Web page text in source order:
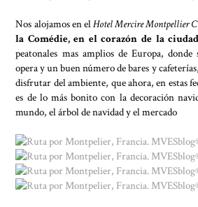
Nos alojamos en elHotel Mercire Montpellier
la Comédie, en el corazón de la
peatonales mas amplios de Europa,
opera y un buen número de bares y
disfrutar del ambiente, que ahora, en estas
es de lo más bonito con la decoración
mundo, el árbol de navidad y el mercado